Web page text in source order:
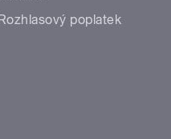
poplatek